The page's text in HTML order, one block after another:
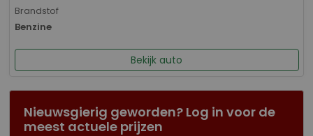
Brandstof
Benzine
Bekijk auto
Nieuwsgierig geworden? Log in voor de
meest actuele prijzen